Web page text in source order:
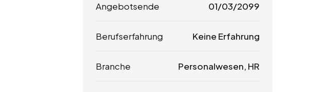
Angebotsende 01/03/2099
Berufserfahrung Keine Erfahrung
Branche Personalwesen, HR